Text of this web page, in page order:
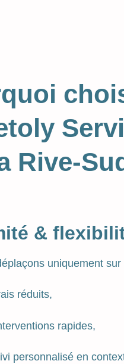
Rive-
&
uniquement sur
réduits,
rapides,
personnalisé en